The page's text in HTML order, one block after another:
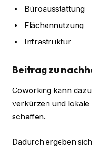
Büroausstattung
Flächennutzung
Infrastruktur
Beitrag zu
Coworking kann
verkürzen und lokale
schaffen.
Dadurch ergeben